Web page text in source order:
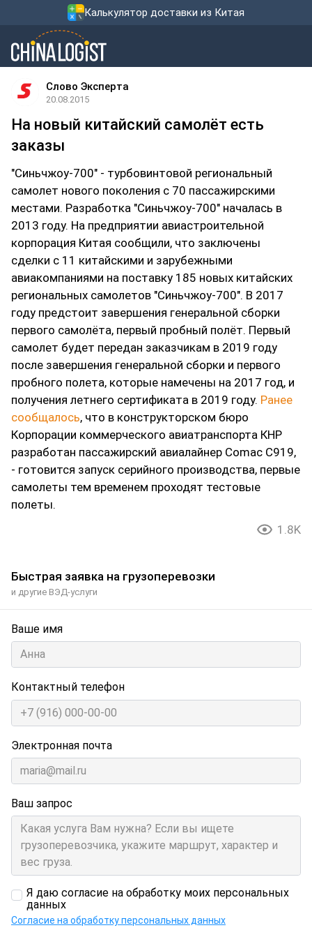
Калькулятор доставки из Китая
Слово Эксперта
20.08.2015
На новый китайский самолёт есть
заказы
"Синьчжоу-700" - турбовинтовой региональный
самолет нового поколения с 70 пассажирскими
местами. Разработка "Синьчжоу-700" началась в
2013 году. На предприятии авиастроительной
корпорация Китая сообщили, что заключены
сделки с 11 китайскими и зарубежными
авиакомпаниями на поставку 185 новых китайских
региональных самолетов "Синьчжоу-700". В 2017
году предстоит завершения генеральной сборки
первого самолёта, первый пробный полёт. Первый
самолет будет передан заказчикам в 2019 году
после завершения генеральной сборки и первого
пробного полета, которые намечены на 2017 год, и
получения летнего сертификата в 2019 году. Ранее
сообщалось, что в конструкторском бюро
Корпорации коммерческого авиатранспорта КНР
разработан пассажирский авиалайнер Comac C919,
- готовится запуск серийного производства, первые
самолеты тем временем проходят тестовые
полеты.
1.8K
Быстрая заявка на грузоперевозки
и другие ВЭД-услуги
Ваше имя
Контактный телефон
Электронная почта
Ваш запрос
Я даю согласие на обработку моих персональных
данных
Согласие на обработку персональных данных